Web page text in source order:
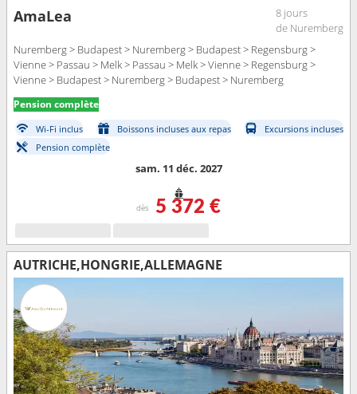
AmaLea
8 jours
de Nuremberg
Nuremberg > Budapest > Nuremberg > Budapest > Regensburg >
Vienne > Passau > Melk > Passau > Melk > Vienne > Regensburg >
Vienne > Budapest > Nuremberg > Budapest > Nuremberg
Pension complète
Wi-Fi inclus Boissons incluses aux repas
Excursions incluses
Pension complète
sam. 11 déc. 2027
dès 5 372 €
AUTRICHE,HONGRIE,ALLEMAGNE